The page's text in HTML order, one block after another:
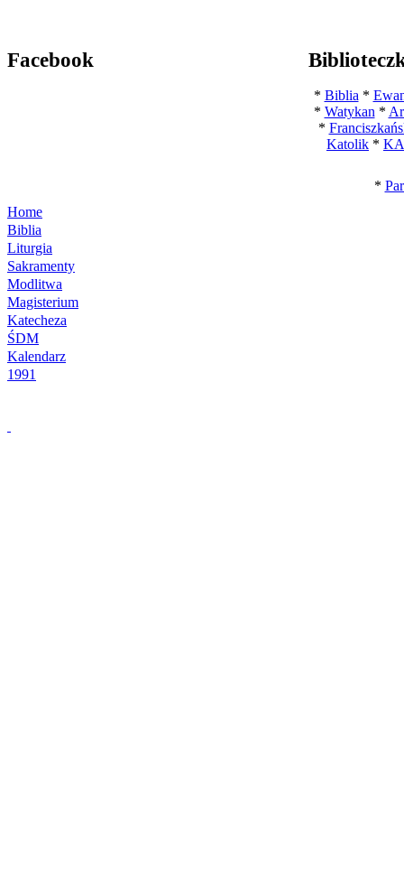
Facebook
* Biblia *
* Watykan *
*
Katolik *
*
Home
Biblia
Liturgia
Sakramenty
Modlitwa
Magisterium
Katecheza
ŚDM
Kalendarz
1991